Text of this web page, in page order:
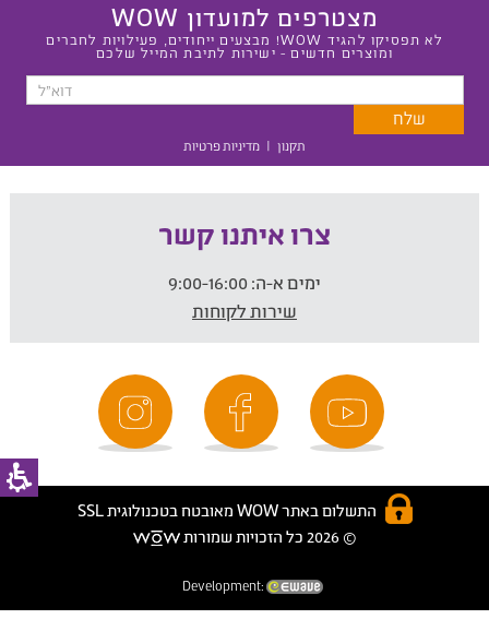
מצטרפים למועדון WOW
לא תפסיקו להגיד WOW! מבצעים ייחודים, פעילויות לחברים
ומוצרים חדשים - ישירות לתיבת המייל שלכם
תקנון | מדיניות פרטיות
צרו איתנו קשר
ימים א-ה:
שירות לקוחות
התשלום באתר WOW מאובטח בטכנולוגית SSL
© 2026 כל הזכויות שמורות
Development: